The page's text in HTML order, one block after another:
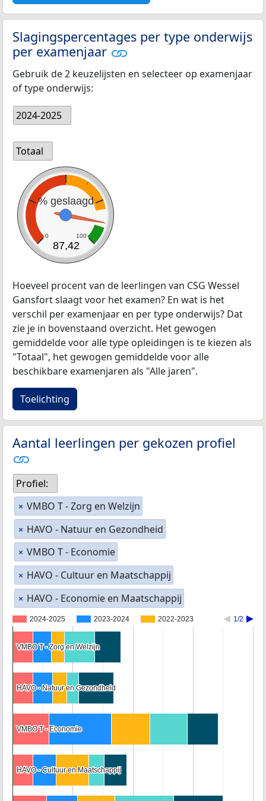
Slagingspercentages per type onderwijs
per examenjaar
Gebruik de 2 keuzelijsten en selecteer op examenjaar
of type onderwijs:
2024-2025
Totaal
% geslaagd
0 100
87,42
Hoeveel procent van de leerlingen van CSG Wessel
Gansfort slaagt voor het examen? En wat is het
verschil per examenjaar en per type onderwijs? Dat
zie je in bovenstaand overzicht. Het gewogen
gemiddelde voor alle type opleidingen is te kiezen als
"Totaal", het gewogen gemiddelde voor alle
beschikbare examenjaren als "Alle jaren".
Toelichting
Aantal leerlingen per gekozen profiel
Profiel:
× VMBO T - Zorg en Welzijn
× HAVO - Natuur en Gezondheid
× VMBO T - Economie
× HAVO - Cultuur en Maatschappij
× HAVO - Economie en Maatschappij
2024-2025 2023-2024 2022-2023 1/2
VMBO T - Zorg en Welzijn
VMBO T - Zorg en Welzijn
HAVO - Natuur en Gezondheid
HAVO - Natuur en Gezondheid
VMBO T - Economie
VMBO T - Economie
HAVO - Cultuur en Maatschappij
HAVO - Cultuur en Maatschappij